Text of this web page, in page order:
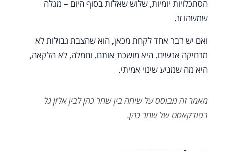
הסתכלויות יומיות, שלוש שאלות בסוף היום – מגלה
שמשהו זז.
ואם יש דבר אחד לקחת מכאן, הוא שהצבת גבולות לא
מרחיקה אנשים. היא מושכת אותם. וחמלה, לא הלקאה,
היא מה שמניע שינוי אמיתי.
מאמר זה מבוסס על שיחה בין שחר כהן לבין אלון גל
בפודקאסט של שחר כהן.